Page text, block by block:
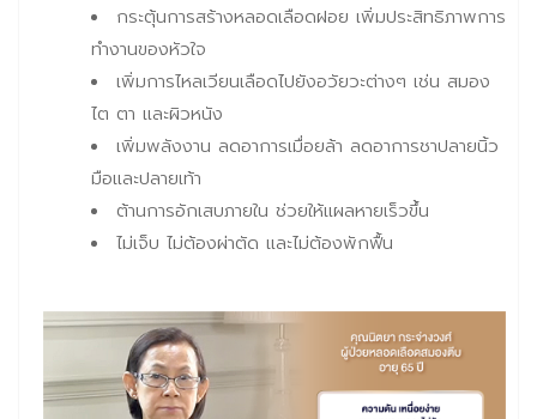
กระตุ้นการสร้างหลอดเลือดฝอย เพิ่มประสิทธิภาพการ
ทำงานของหัวใจ
เพิ่มการไหลเวียนเลือดไปยังอวัยวะต่างๆ เช่น สมอง
ไต ตา และผิวหนัง
เพิ่มพลังงาน ลดอาการเมื่อยล้า ลดอาการชาปลายนิ้ว
มือและปลายเท้า
ต้านการอักเสบภายใน ช่วยให้แผลหายเร็วขึ้น
ไม่เจ็บ ไม่ต้องผ่าตัด และไม่ต้องพักฟื้น